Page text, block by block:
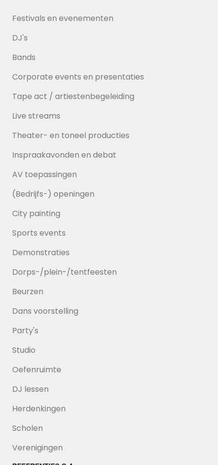
Festivals en evenementen
DJ's
Bands
Corporate events en presentaties
Tape act / artiestenbegeleiding
Live streams
Theater- en toneel producties
Inspraakavonden en debat
AV toepassingen
(Bedrijfs-) openingen
City painting
Sports events
Demonstraties
Dorps-/plein-/tentfeesten
Beurzen
Dans voorstelling
Party's
Studio
Oefenruimte
DJ lessen
Herdenkingen
Scholen
Verenigingen